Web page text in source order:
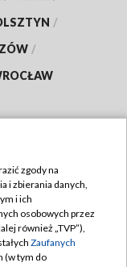
/
/
zgody na
i zbierania danych,
i ich
osobowych przez
również „TVP”),
Zaufanych
(w tym do